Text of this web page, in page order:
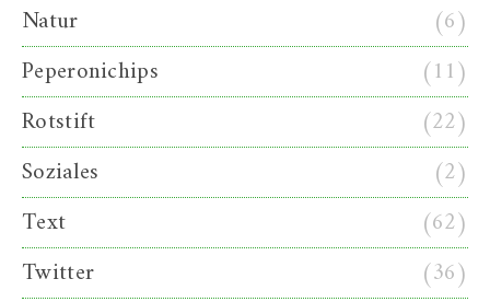
Natur
(6)
Peperonichips
(11)
Rotstift
(22)
Soziales
(2)
Text
(62)
Twitter
(36)